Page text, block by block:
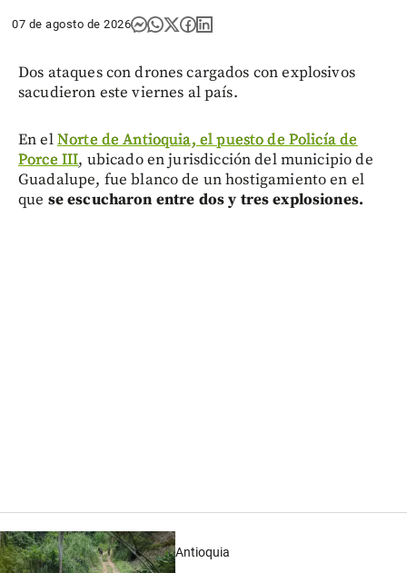
07 de agosto de 2026
Dos ataques con drones cargados con explosivos
sacudieron este viernes al país.
En elNorte de Antioquia, el puesto de Policía de
Porce III, ubicado en jurisdicción del municipio de
Guadalupe, fue blanco de un hostigamiento en el
que se escucharon entre dos y tres explosiones.
Antioquia